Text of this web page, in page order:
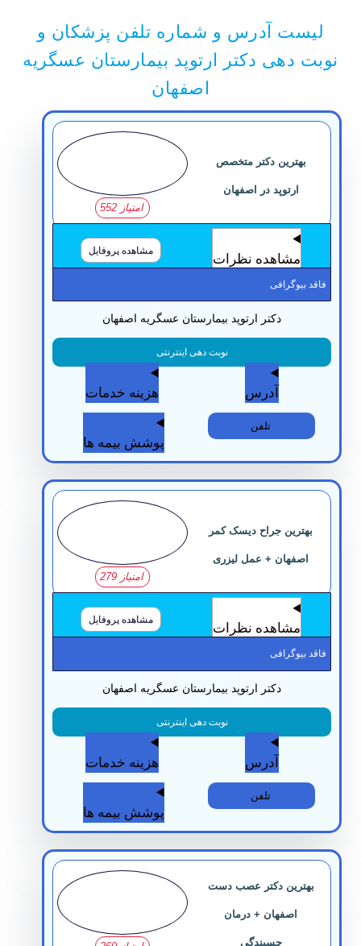
آدرس و شماره تلفن پزشکان و
دهی دکتر ارتوپد بیمارستان عسگریه
اصفهان
بهترین دکتر متخصص
ارتوپد در اصفهان
مشاهده نظرات
مشاهده پروفایل
بیوگرافی
دکتر ارتوپد بیمارستان عسگریه اصفهان
نوبت دهی اینترنتی
هزینه خدمات
پوشش بیمه ها
بهترین جراح دیسک کمر
اصفهان + عمل لیزری
مشاهده نظرات
مشاهده پروفایل
بیوگرافی
دکتر ارتوپد بیمارستان عسگریه اصفهان
نوبت دهی اینترنتی
هزینه خدمات
پوشش بیمه ها
بهترین دکتر عصب دست
اصفهان + درمان
چسبندگی